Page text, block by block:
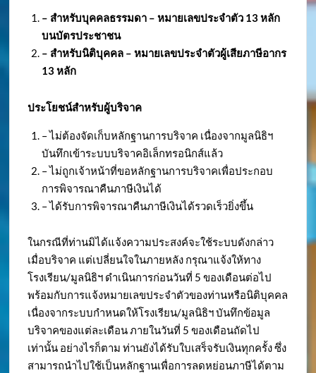
– สำหรับบุคคลธรรมดา – หมายเลขประจำตัว 13 หลัก
บนบัตรประชาชน
– สำหรับนิติบุคคล – หมายเลขประจำตัวผู้เสียภาษีอากร
13 หลัก
ประโยชน์สำหรับผู้บริจาค
– ไม่ต้องจัดเก็บหลักฐานการบริจาค เนื่องจากมูลนิธิฯ
บันทึกเข้าระบบบริจาคอิเล็กทรอนิกส์แล้ว
– ไม่ถูกเจ้าหน้าที่ขอหลักฐานการบริจาคเพื่อประกอบ
การพิจารณาคืนภาษีเงินได้
– ได้รับการพิจารณาคืนภาษีเงินได้รวดเร็วยิ่งขึ้น
ในกรณีที่ท่านมิได้แจ้งความประสงค์จะใช้ระบบดังกล่าว
เมื่อบริจาค แต่เปลี่ยนใจในภายหลัง กรุณาแจ้งให้ทาง
โรงเรียน/มูลนิธิฯ ดำเนินการก่อนวันที่ 5 ของเดือนต่อไป
พร้อมกับการแจ้งหมายเลขประจำตัวของท่านหรือนิติบุคคล
เนื่องจากระบบกำหนดให้โรงเรียน/มูลนิธิฯ บันทึกข้อมูล
บริจาคของแต่ละเดือน ภายในวันที่ 5 ของเดือนถัดไป
เท่านั้น อย่างไรก็ตาม ท่านยังได้รับใบเสร็จรับเงินทุกครั้ง ซึ่ง
สามารถนำไปใช้เป็นหลักฐานเพื่อการลดหย่อนภาษีได้ตาม